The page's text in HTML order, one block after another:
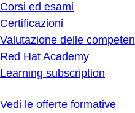
Corsi ed esami
Certificazioni
Valutazione delle
Red Hat Academy
Learning subscription
Vedi le offerte formative